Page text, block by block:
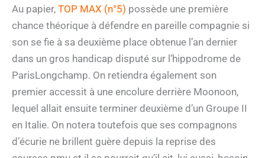
Au papier, TOP MAX (n°5) possède une première
chance théorique à défendre en pareille compagnie si
son se fie à sa deuxième place obtenue l’an dernier
dans un gros handicap disputé sur l’hippodrome de
ParisLongchamp. On retiendra également son
premier accessit à une encolure derrière Moonoon,
lequel allait ensuite terminer deuxième d’un Groupe II
en Italie. On notera toutefois que ses compagnons
d’écurie ne brillent guère depuis la reprise des